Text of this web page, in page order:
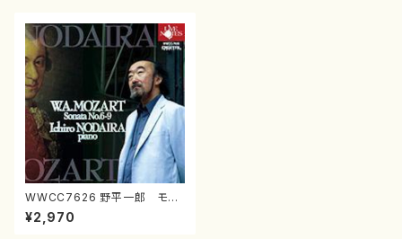
WWCC7626 野平一郎 モー
ツァルト：ピアノ・ソナタ全集２(ピ
アノ/野平一郎/CD)
¥2,970